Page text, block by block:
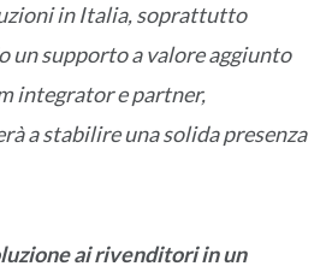
in Italia, soprattutto
un supporto a valore aggiunto
integrator e partner,
a stabilire una solida presenza
ai rivenditori in un